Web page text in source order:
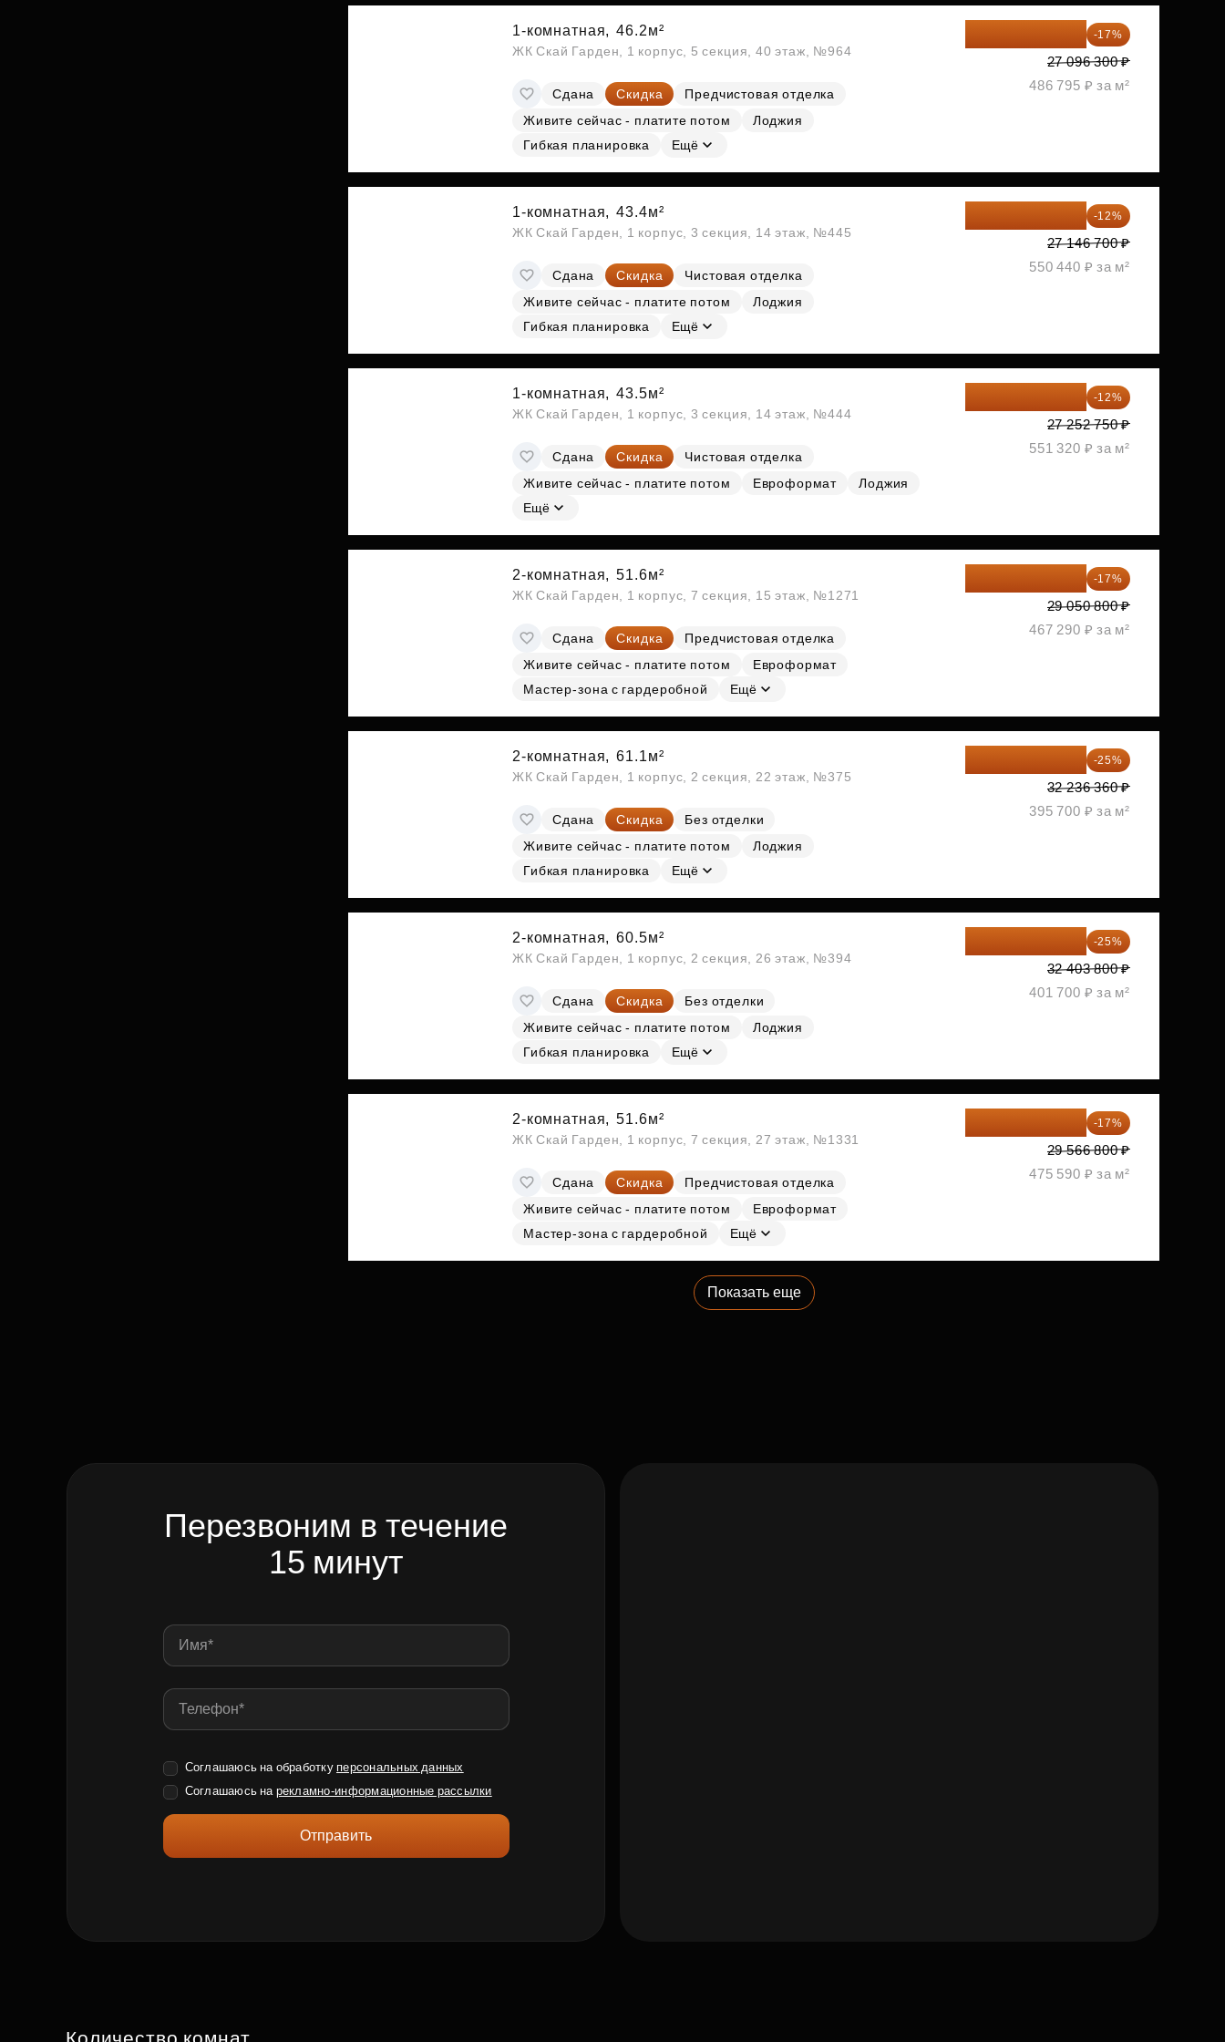
1-комнатная, 46.2м²
ЖК Скай Гарден, 1 корпус, 5 секция, 40 этаж, №964
Сдана Скидка
Предчистовая отделка
Живите сейчас - платите потом
Лоджия
Гибкая планировка
Ещё
-17%
27 096 300 ₽
486 795 ₽ за м²
1-комнатная, 43.4м²
ЖК Скай Гарден, 1 корпус, 3 секция, 14 этаж, №445
Сдана Скидка
Чистовая отделка
Живите сейчас - платите потом
Лоджия
Гибкая планировка
Ещё
-12%
27 146 700 ₽
550 440 ₽ за м²
1-комнатная, 43.5м²
ЖК Скай Гарден, 1 корпус, 3 секция, 14 этаж, №444
Сдана Скидка
Чистовая отделка
Живите сейчас - платите потом
Евроформат
Лоджия
Ещё
-12%
27 252 750 ₽
551 320 ₽ за м²
2-комнатная, 51.6м²
ЖК Скай Гарден, 1 корпус, 7 секция, 15 этаж, №1271
Сдана Скидка
Предчистовая отделка
Живите сейчас - платите потом
Евроформат
Мастер-зона с гардеробной
Ещё
-17%
29 050 800 ₽
467 290 ₽ за м²
2-комнатная, 61.1м²
ЖК Скай Гарден, 1 корпус, 2 секция, 22 этаж, №375
Сдана Скидка
Без отделки
Живите сейчас - платите потом
Лоджия
Гибкая планировка
Ещё
-25%
32 236 360 ₽
395 700 ₽ за м²
2-комнатная, 60.5м²
ЖК Скай Гарден, 1 корпус, 2 секция, 26 этаж, №394
Сдана Скидка
Без отделки
Живите сейчас - платите потом
Лоджия
Гибкая планировка
Ещё
-25%
32 403 800 ₽
401 700 ₽ за м²
2-комнатная, 51.6м²
ЖК Скай Гарден, 1 корпус, 7 секция, 27 этаж, №1331
Сдана Скидка
Предчистовая отделка
Живите сейчас - платите потом
Евроформат
Мастер-зона с гардеробной
Ещё
-17%
29 566 800 ₽
475 590 ₽ за м²
Показать еще
Перезвоним в течение
15 минут
Соглашаюсь на обработку персональных данных
Соглашаюсь на рекламно-информационные рассылки
Отправить